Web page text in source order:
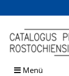
Browsen
direkt zum Inhalt
Menü